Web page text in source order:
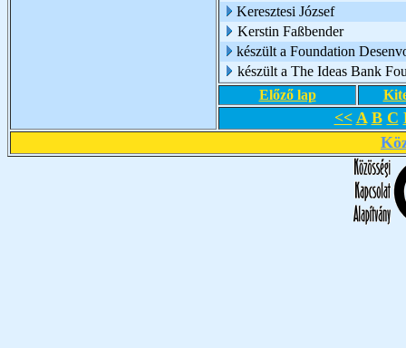
Keresztesi József
Kerstin Faßbender
készült a Foundation
készült a The Ideas Bank
Előző lap
<< A B C